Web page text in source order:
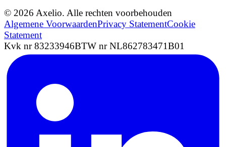
© 2026 Axelio. Alle rechten voorbehouden
Algemene VoorwaardenPrivacy StatementCookie
Statement
Kvk nr 83233946BTW nr NL862783471B01